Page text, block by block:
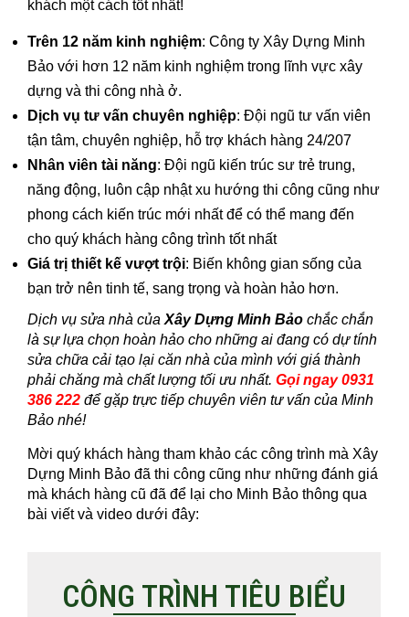
khách một cách tốt nhất!
Trên 12 năm kinh nghiệm: Công ty Xây Dựng Minh
Bảo với hơn 12 năm kinh nghiệm trong lĩnh vực xây
dựng và thi công nhà ở.
Dịch vụ tư vấn chuyên nghiệp: Đội ngũ tư vấn viên
tận tâm, chuyên nghiệp, hỗ trợ khách hàng 24/207
Nhân viên tài năng: Đội ngũ kiến trúc sư trẻ trung,
năng động, luôn cập nhật xu hướng thi công cũng như
phong cách kiến trúc mới nhất để có thể mang đến
cho quý khách hàng công trình tốt nhất
Giá trị thiết kế vượt trội: Biến không gian sống của
bạn trở nên tinh tế, sang trọng và hoàn hảo hơn.
Dịch vụ sửa nhà củaXây Dựng Minh Bảo chắc chắn
là sự lựa chọn hoàn hảo cho những ai đang có dự tính
sửa chữa cải tạo lại căn nhà của mình với giá thành
phải chăng mà chất lượng tối ưu nhất. Gọi ngay 0931
386 222 để gặp trực tiếp chuyên viên tư vấn của Minh
Bảo nhé!
Mời quý khách hàng tham khảo các công trình mà Xây
Dựng Minh Bảo đã thi công cũng như những đánh giá
mà khách hàng cũ đã để lại cho Minh Bảo thông qua
bài viết và video dưới đây:
CÔNG TRÌNH TIÊU BIỂU